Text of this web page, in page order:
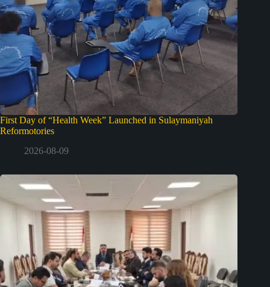
First Day of “Health Week” Launched in Sulaymaniyah
Reformotories
2026-08-09